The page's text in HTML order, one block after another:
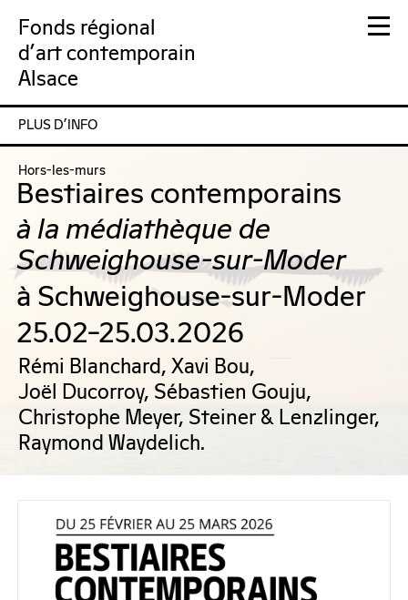
Fonds régional
d'art contemporain
Alsace
FRAC Alsace
PLUS D’INFO
Hors-les-murs
Bestiaires contemporains
à la médiathèque de
Schweighouse-sur-Moder
à Schweighouse-sur-Moder
25.02–25.03.2026
Rémi Blanchard, Xavi Bou,
Joël Ducorroy, Sébastien Gouju,
Christophe Meyer, Steiner & Lenzlinger,
Raymond Waydelich.